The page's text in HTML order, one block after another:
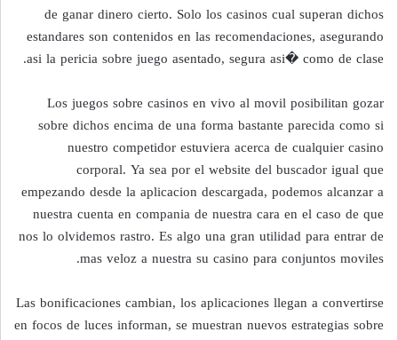
de ganar dinero cierto. Solo los casinos cual superan dichos
estandares son contenidos en las recomendaciones, asegurando
asi la pericia sobre juego asentado, segura asi� como de clase.
Los juegos sobre casinos en vivo al movil posibilitan gozar
sobre dichos encima de una forma bastante parecida como si
nuestro competidor estuviera acerca de cualquier casino
corporal. Ya sea por el website del buscador igual que
empezando desde la aplicacion descargada, podemos alcanzar a
nuestra cuenta en compania de nuestra cara en el caso de que
nos lo olvidemos rastro. Es algo una gran utilidad para entrar de
mas veloz a nuestra su casino para conjuntos moviles.
Las bonificaciones cambian, los aplicaciones llegan a convertirse
en focos de luces informan, se muestran nuevos estrategias sobre